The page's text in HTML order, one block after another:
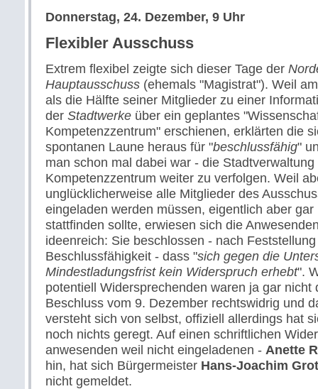
Donnerstag, 24. Dezember, 9 Uhr
Flexibler Ausschuss
Extrem flexibel zeigte sich dieser Tage der
Hauptausschuss (ehemals "Magistrat"). Weil
als die Hälfte seiner Mitglieder zu einer
der Stadtwerke über ein geplantes
Kompetenzzentrum" erschienen, erklärten die
spontanen Laune heraus für "beschlussfähig"
man schon mal dabei war - die
Kompetenzzentrum weiter zu verfolgen. Weil
unglücklicherweise alle Mitglieder des
eingeladen werden müssen, eigentlich aber gar
stattfinden sollte, erwiesen sich die
ideenreich: Sie beschlossen - nach
Beschlussfähigkeit - dass "sich gegen die
Mindestladungsfrist kein Widerspruch erhebt".
potentiell Widersprechenden waren ja gar nicht
Beschluss vom 9. Dezember rechtswidrig und
versteht sich von selbst, offiziell allerdings hat
noch nichts geregt. Auf einen schriftlichen
anwesenden weil nicht eingeladenen - Anette
hin, hat sich Bürgermeister Hans-Joachim
nicht gemeldet.